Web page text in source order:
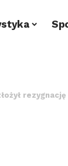
rezygnację